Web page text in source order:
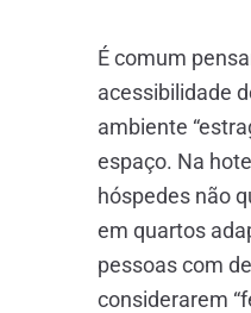
É comum
acessibilidade
ambiente
espaço. Na
hóspedes não
em quartos
pessoas com
considerarem